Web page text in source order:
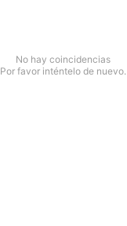
No hay coincidencias
Por favor inténtelo de nuevo.